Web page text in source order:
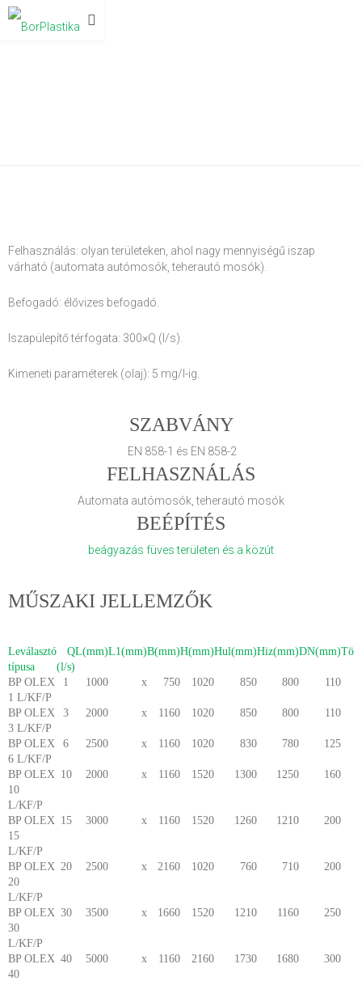
Felhasználás: olyan területeken, ahol nagy mennyiségű iszap
várható (automata autómosók, teherautó mosók).
Befogadó: élővizes befogadó.
Iszapülepítő térfogata: 300×Q (l/s).
Kimeneti paraméterek (olaj): 5 mg/l-ig.
SZABVÁNY
EN 858-1 és EN 858-2
FELHASZNÁLÁS
Automata autómosók, teherautó mosók
BEÉPÍTÉS
beágyazás füves területen és a közút
MŰSZAKI JELLEMZŐK
Leválasztó
típusa
Q
(l/s)
L(mm)L1(mm)B(mm)H(mm)Hul(mm)Hiz(mm)DN(mm)
BP OLEX
1 L/KF/P
1 1000 x 750 1020 850 800 110
BP OLEX
3 L/KF/P
3 2000 x 1160 1020 850 800 110
BP OLEX
6 L/KF/P
6 2500 x 1160 1020 830 780 125
BP OLEX
10
L/KF/P
10 2000 x 1160 1520 1300 1250 160
BP OLEX
15
L/KF/P
15 3000 x 1160 1520 1260 1210 200
BP OLEX
20
L/KF/P
20 2500 x 2160 1020 760 710 200
BP OLEX
30
L/KF/P
30 3500 x 1660 1520 1210 1160 250
BP OLEX
40
40 5000 x 1160 2160 1730 1680 300